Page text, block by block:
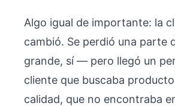
Algo igual de importante: la
cambió. Se perdió una parte
grande, sí — pero llegó un
cliente que buscaba
calidad, que no encontraba